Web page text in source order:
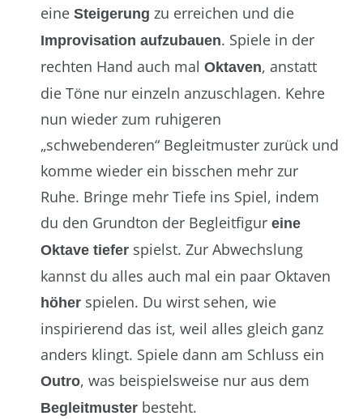
eine Steigerung zu erreichen und die
Improvisation aufzubauen. Spiele in der
rechten Hand auch mal Oktaven, anstatt
die Töne nur einzeln anzuschlagen. Kehre
nun wieder zum ruhigeren
„schwebenderen“ Begleitmuster zurück und
komme wieder ein bisschen mehr zur
Ruhe. Bringe mehr Tiefe ins Spiel, indem
du den Grundton der Begleitfigur eine
Oktave tiefer spielst. Zur Abwechslung
kannst du alles auch mal ein paar Oktaven
höher spielen. Du wirst sehen, wie
inspirierend das ist, weil alles gleich ganz
anders klingt. Spiele dann am Schluss ein
Outro, was beispielsweise nur aus dem
Begleitmuster besteht.